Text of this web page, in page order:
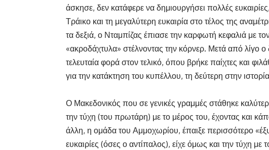
άσκησε, δεν κατάφερε να δημιουργήσει πολλές
Τράικο και τη μεγαλύτερη ευκαιρία στο τέλος της
τα δεξιά, ο Νταμπίζας έπιασε την καρφωτή κεφαλιά με
«ακροδάχτυλα» στέλνοντας την κόρνερ. Μετά από λίγο ο
τελευταία φορά στον τελικό, όπου βρήκε παίχτες και
για την κατάκτηση του κυπέλλου, τη δεύτερη στην
Ο Μακεδονικός που σε γενικές γραμμές στάθηκε
την τύχη (του πρωτάρη) με το μέρος του, έχοντας και
άλλη, η ομάδα του Αμμοχωρίου, έπαιξε περισσότερο
ευκαιρίες (όσες ο αντίπαλος), είχε όμως και την τύχη